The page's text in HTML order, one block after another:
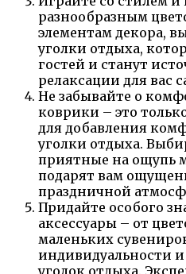
разнообразным
элементам декора,
уголки отдыха,
гостей и станут
релаксации для вас
Не забывайте о
коврики – это
для добавления
уголки отдыха.
приятные на ощупь
подарят вам
праздничной
Придайте особого
аксессуары – от
маленьких
индивидуальности